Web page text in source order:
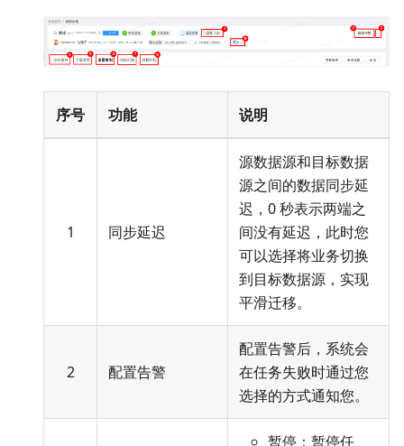
序号 功能 说明
1 同步延迟
源数据源和目标数据
源之间的数据同步延
迟，0 秒表示两端之
间没有延迟，此时您
可以选择将业务切换
到目标数据源，实现
平滑迁移。
2 配置告警
配置告警后，系统会
在任务失败时通过您
选择的方式通知您。
暂停：暂停任